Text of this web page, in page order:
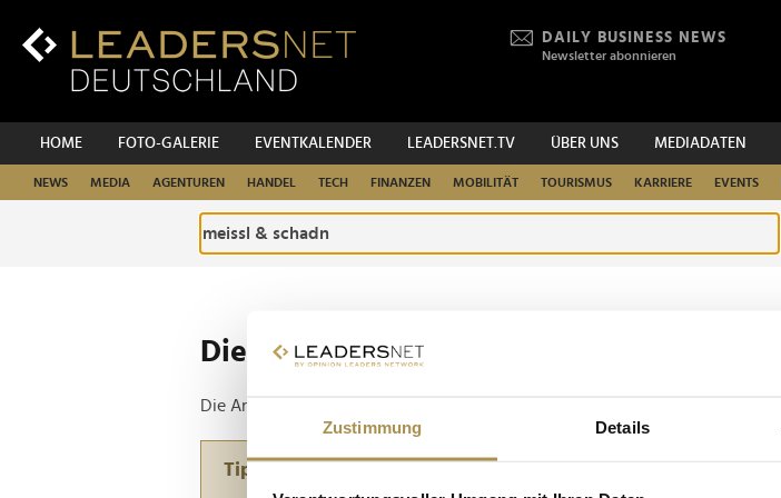
Zustimmung Details
Inhalt
DAILY BUSINESS NEWS
Newsletter abonnieren
HOME FOTO-GALERIE EVENTKALENDER LEADERSNET.TV ÜBER UNS MEDIADATEN
NEWS MEDIA AGENTUREN HANDEL TECH FINANZEN MOBILITÄT TOURISMUS KARRIERE EVENTS
Die ganze Website durchsuchen
Die Anfrage ergab 1 Treffer.
Tipp